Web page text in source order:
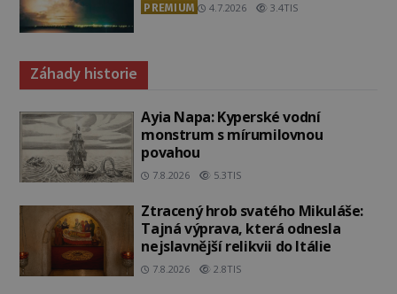
PREMIUM 4.7.2026 3.4TIS
Záhady historie
Ayia Napa: Kyperské vodní
monstrum s mírumilovnou
povahou
7.8.2026 5.3TIS
Ztracený hrob svatého Mikuláše:
Tajná výprava, která odnesla
nejslavnější relikvii do Itálie
7.8.2026 2.8TIS